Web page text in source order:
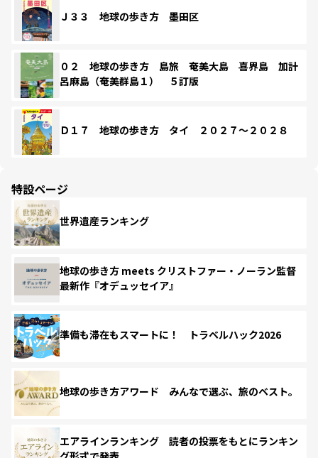
Ｊ３３ 地球の歩き方 墨田区
０２ 地球の歩き方 島旅 奄美大島 喜界島 加計
呂麻島（奄美群島１） ５訂版
Ｄ１７ 地球の歩き方 タイ ２０２７～２０２８
特設ページ
世界遺産ランキング
地球の歩き方 meets クリストファー・ノーラン監督
最新作『オデュッセイア』
準備も滞在もスマートに！ トラベルハック2026
地球の歩き方アワード みんなで選ぶ、旅のベスト。
エアラインランキング 読者の投票をもとにランキン